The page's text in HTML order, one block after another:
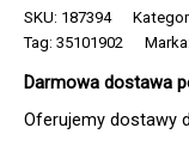
SKU: 187394
Tag: 35101902 Marka:
Darmowa dostawa
Oferujemy dostawy